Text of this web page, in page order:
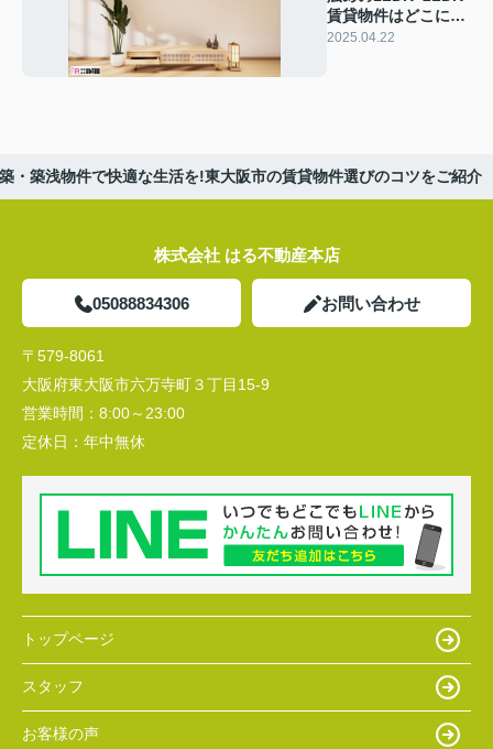
賃貸物件はどこにあ
る？東大阪市で理想
2025.04.22
・築浅物件で快適な生活を!東大阪市の賃貸物件選びのコツをご紹介
株式会社 はる不動産本店
05088834306 お問い合わせ
〒579-8061
大阪府東大阪市六万寺町３丁目15-9
営業時間： 8:00～23:00
定休日： 年中無休
トップページ
スタッフ
お客様の声